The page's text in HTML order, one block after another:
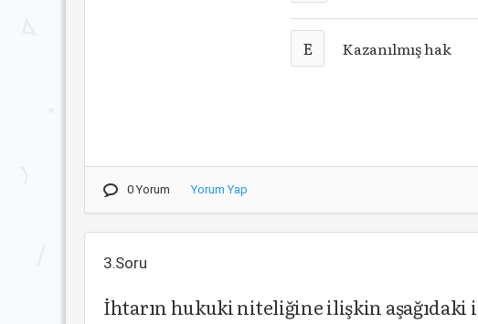
E Kazanılmış hak
0 Yorum Yorum Yap
3.Soru
İhtarın hukuki niteliğine ilişkin